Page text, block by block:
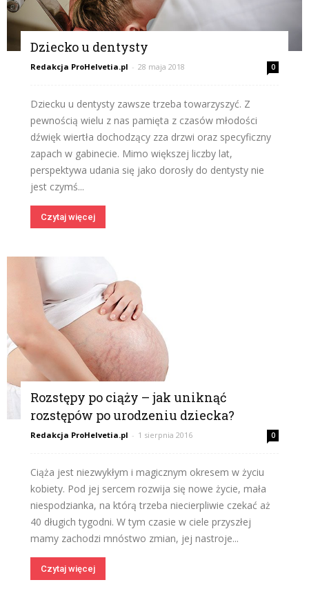
Dziecko u dentysty
Redakcja ProHelvetia.pl - 28 maja 2018 0
Dziecku u dentysty zawsze trzeba towarzyszyć. Z
pewnością wielu z nas pamięta z czasów młodości
dźwięk wiertła dochodzący zza drzwi oraz specyficzny
zapach w gabinecie. Mimo większej liczby lat,
perspektywa udania się jako dorosły do dentysty nie
jest czymś...
Czytaj więcej
Rozstępy po ciąży – jak uniknąć
rozstępów po urodzeniu dziecka?
Redakcja ProHelvetia.pl - 1 sierpnia 2016 0
Ciąża jest niezwykłym i magicznym okresem w życiu
kobiety. Pod jej sercem rozwija się nowe życie, mała
niespodzianka, na którą trzeba niecierpliwie czekać aż
40 długich tygodni. W tym czasie w ciele przyszłej
mamy zachodzi mnóstwo zmian, jej nastroje...
Czytaj więcej